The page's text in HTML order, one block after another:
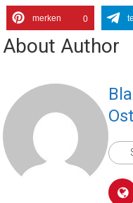
merken 0
About Author